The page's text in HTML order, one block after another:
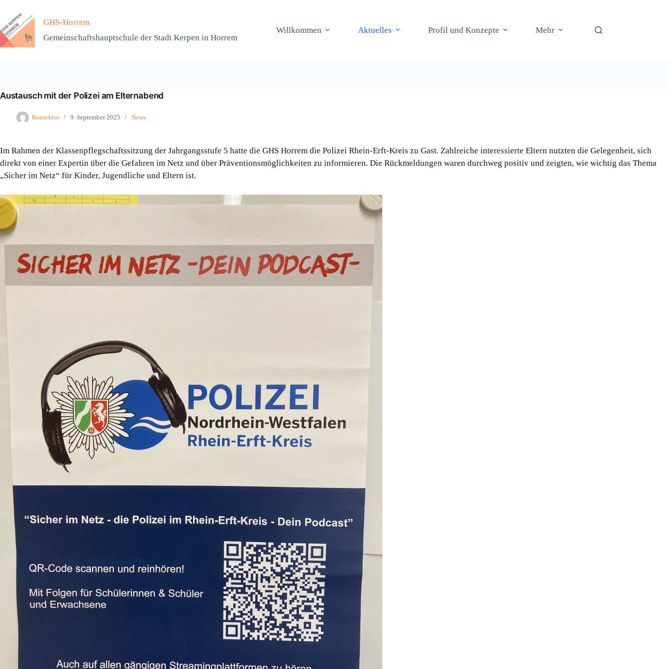
Inhalt
springen
GHS-Horrem
Gemeinschaftshauptschule der Stadt Kerpen in Horrem
Willkommen Aktuelles Profil und Konzepte Mehr
Austausch mit der Polizei am Elternabend
Konrektor 9. September 2025 News
Im Rahmen der Klassenpflegschaftssitzung der Jahrgangsstufe 5 hatte die GHS Horrem die Polizei Rhein-Erft-Kreis zu Gast. Zahlreiche interessierte Eltern nutzten die Gelegenheit, sich
direkt von einer Expertin über die Gefahren im Netz und über Präventionsmöglichkeiten zu informieren. Die Rückmeldungen waren durchweg positiv und zeigten, wie wichtig das Thema
„Sicher im Netz“ für Kinder, Jugendliche und Eltern ist.